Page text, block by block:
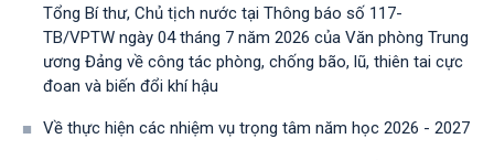
Tổng Bí thư, Chủ tịch nước tại Thông báo số 117-
TB/VPTW ngày 04 tháng 7 năm 2026 của Văn phòng Trung
ương Đảng về công tác phòng, chống bão, lũ, thiên tai cực
đoan và biến đổi khí hậu
Về thực hiện các nhiệm vụ trọng tâm năm học 2026 - 2027